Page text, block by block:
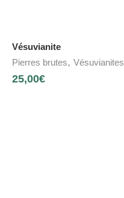
Vésuvianite
Pierres brutes, Vésuvianites
25,00€